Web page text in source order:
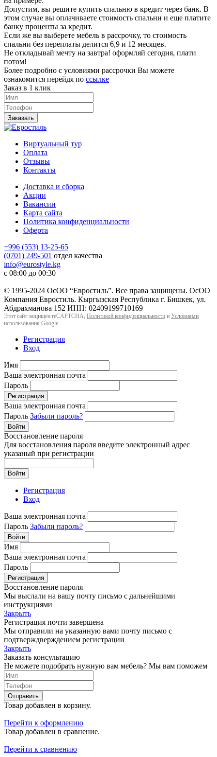
Допустим, вы решите купить спальню в кредит через банк. В
этом случае вы оплачиваете стоимость спальни и еще платите
банку проценты за кредит.
Если же вы выберете мебель в рассрочку, то стоимость
спальни без переплаты делится 6,9 и 12 месяцев.
Не откладывай мечту на завтра! оформляй сегодня, плати
потом!
Более подробно с условиями рассрочки Вы можете
ознакомится перейдя по ссылке
Заказ в 1 клик
Заказать
Виртуальный тур
Оплата
Отзывы
Контакты
Доставка и сборка
Акции
Вакансии
Карта сайта
Политика конфиденциальности
Оферта
+996 (553) 13-25-65
(0701) 249-501 отдел качества
info@eurostyle.kg
с 08:00 до 00:30
© 1995-2024 ОсОО “Евростиль”. Все права защищены. ОсОО
Компания Евростиль. Кыргызская Республика г. Бишкек, ул.
Абдрахманова 152 ИНН: 02409199710169
Этот сайт защищен reCAPTCHA, Политикой конфиденциальности и Условиями
использования Google.
Регистрация
Вход
Имя
Ваша электронная почта
Пароль
Регистрация
Ваша электронная почта
Пароль Забыли пароль?
Войти
Восстановление пароля
Для восстановления пароля введите электронный адрес
указаный при регистрации
Войти
Регистрация
Вход
Ваша электронная почта
Пароль Забыли пароль?
Войти
Имя
Ваша электронная почта
Пароль
Регистрация
Восстановление пароля
Мы выслали на вашу почту письмо с дальнейшими
инструкциями
Закрыть
Регистрация почти завершена
Мы отправили на указанную вами почту письмо с
подтверждверждением регистрации
Закрыть
Заказать консультацию
Не можете подобрать нужную вам мебель? Мы вам поможем
Отправить
Товар добавлен в корзину.
Перейти к оформлению
Товар добавлен в сравнение.
Перейти к сравнению